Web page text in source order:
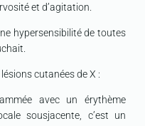
et d’agitation.
hypersensibilité de toutes
cutanées de X :
avec un érythème
sousjacente, c’est un